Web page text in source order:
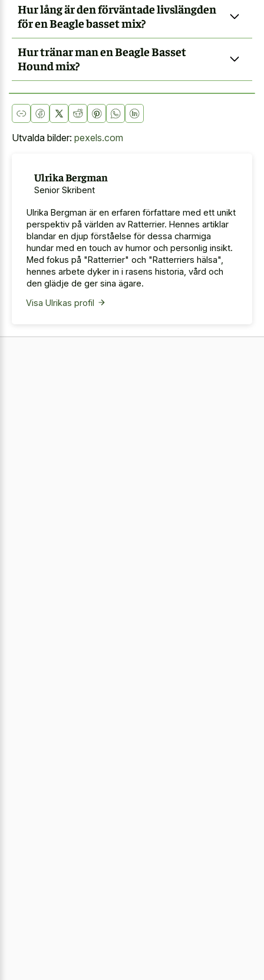
Hur lång är den förväntade livslängden
för en Beagle basset mix?
Hur tränar man en Beagle Basset
Hound mix?
Utvalda bilder: pexels.com
Ulrika Bergman
Senior Skribent
Ulrika Bergman är en erfaren författare med ett unikt
perspektiv på världen av Ratterrier. Hennes artiklar
blandar en djup förståelse för dessa charmiga
hundar med en touch av humor och personlig insikt.
Med fokus på "Ratterrier" och "Ratterriers hälsa",
hennes arbete dyker in i rasens historia, vård och
den glädje de ger sina ägare.
Visa Ulrikas profil